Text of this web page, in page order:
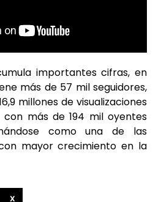
importantes cifras, en
más de 57 mil seguidores,
millones de visualizaciones
más de 194 mil oyentes
como una de las
mayor crecimiento en la
X